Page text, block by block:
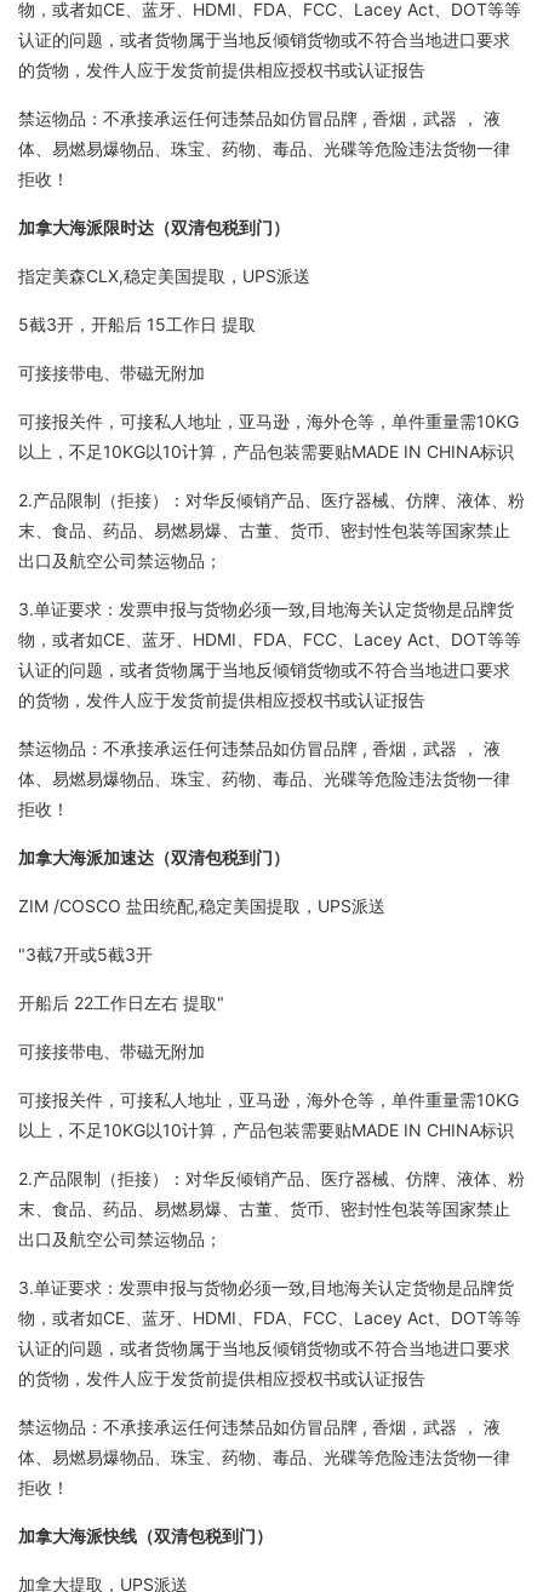
物，或者如CE、蓝牙、HDMI、FDA、FCC、Lacey Act、DOT等等
认证的问题，或者货物属于当地反倾销货物或不符合当地进口要求
的货物，发件人应于发货前提供相应授权书或认证报告
禁运物品：不承接承运任何违禁品如仿冒品牌 , 香烟，武器 ， 液
体、易燃易爆物品、珠宝、药物、毒品、光碟等危险违法货物一律
拒收！
加拿大海派限时达（双清包税到门）
指定美森CLX,稳定美国提取，UPS派送
5截3开，开船后 15工作日 提取
可接接带电、带磁无附加
可接报关件，可接私人地址，亚马逊，海外仓等，单件重量需10KG
以上，不足10KG以10计算，产品包装需要贴MADE IN CHINA标识
2.产品限制（拒接）：对华反倾销产品、医疗器械、仿牌、液体、粉
末、食品、药品、易燃易爆、古董、货币、密封性包装等国家禁止
出口及航空公司禁运物品；
3.单证要求：发票申报与货物必须一致,目地海关认定货物是品牌货
物，或者如CE、蓝牙、HDMI、FDA、FCC、Lacey Act、DOT等等
认证的问题，或者货物属于当地反倾销货物或不符合当地进口要求
的货物，发件人应于发货前提供相应授权书或认证报告
禁运物品：不承接承运任何违禁品如仿冒品牌 , 香烟，武器 ， 液
体、易燃易爆物品、珠宝、药物、毒品、光碟等危险违法货物一律
拒收！
加拿大海派加速达（双清包税到门）
ZIM /COSCO 盐田统配,稳定美国提取，UPS派送
"3截7开或5截3开
开船后 22工作日左右 提取"
可接接带电、带磁无附加
可接报关件，可接私人地址，亚马逊，海外仓等，单件重量需10KG
以上，不足10KG以10计算，产品包装需要贴MADE IN CHINA标识
2.产品限制（拒接）：对华反倾销产品、医疗器械、仿牌、液体、粉
末、食品、药品、易燃易爆、古董、货币、密封性包装等国家禁止
出口及航空公司禁运物品；
3.单证要求：发票申报与货物必须一致,目地海关认定货物是品牌货
物，或者如CE、蓝牙、HDMI、FDA、FCC、Lacey Act、DOT等等
认证的问题，或者货物属于当地反倾销货物或不符合当地进口要求
的货物，发件人应于发货前提供相应授权书或认证报告
禁运物品：不承接承运任何违禁品如仿冒品牌 , 香烟，武器 ， 液
体、易燃易爆物品、珠宝、药物、毒品、光碟等危险违法货物一律
拒收！
加拿大海派快线（双清包税到门）
加拿大提取，UPS派送